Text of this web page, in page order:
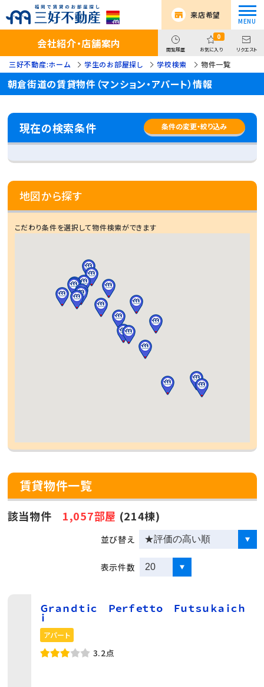
来店希望
会社紹介・店舗案内 閲覧履歴
0
お気に入り リクエスト
三好不動産:ホーム 学生のお部屋探し 学校検索 物件一覧
朝倉街道の賃貸物件（マンション・アパート）情報
賃貸物件一覧
該当物件 1,057部屋 (214棟)
並び替え
表示件数
Ｇｒａｎｄｔｉｃ Ｐｅｒｆｅｔｔｏ Ｆｕｔｓｕｋａｉｃｈ
ｉ
アパート
3.2点
現在の検索条件 条件の変更・絞り込み
地図から探す
こだわり条件を選択して物件検索ができます